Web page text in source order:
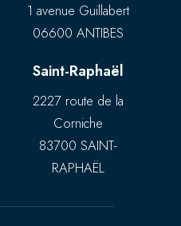
1 avenue Guillabert
06600 ANTIBES
Saint-Raphaël
2227 route de la
Corniche
83700 SAINT-
RAPHAËL